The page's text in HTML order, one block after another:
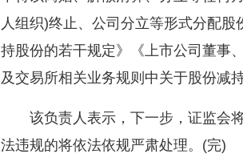
人组织)终止、公司分立等形式分配
持股份的若干规定》《上市公司董事
及交易所相关业务规则中关于股份减
该负责人表示，下一步，证监会
法违规的将依法依规严肃处理。(完)